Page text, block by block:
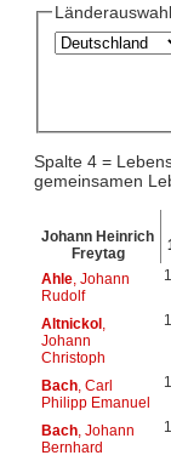
Spalte 4 =
gemeinsamen
Johann Heinrich
Freytag
Ahle, Johann
Rudolf
Altnickol,
Johann
Christoph
Bach, Carl
Philipp Emanuel
Bach, Johann
Bernhard